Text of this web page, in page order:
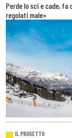
Perde lo sci e cade, fa
regolati male»
IL PROGETTO